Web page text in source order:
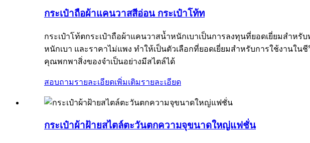
กระเป๋าถือผ้าแคนวาสสีอ่อน กระเป๋าโท้ท
กระเป๋าโท้ตกระเป๋าถือผ้าแคนวาสน้ำหนักเบาเป็นการลงทุนที่ยอดเยี่ยมสำ
หนักเบา และราคาไม่แพง ทำให้เป็นตัวเลือกที่ยอดเยี่ยมสำหรับการใช้งานใ
คุณพกพาสิ่งของจำเป็นอย่างมีสไตล์ได้
สอบถามรายละเอียดเพิ่มเติมรายละเอียด
กระเป๋าผ้าฝ้ายสไตล์ตะวันตกความจุขนาดใหญ่แฟชั่น